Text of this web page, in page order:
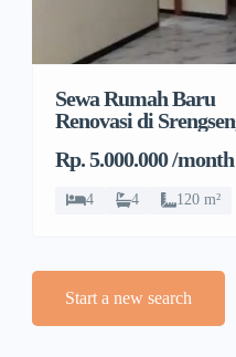
Sewa Rumah Baru
Renovasi di
Barat
Rp. 5.000.000 /month
4 4 120 m²
Start a new search